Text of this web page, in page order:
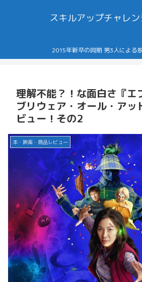
スキルアップチャレ
2015年新卒の同期 男3人による
理解不能？！な面白さ『エ
ブリウェア・オール・アッ
ビュー！その2
本・映画・商品レビュー